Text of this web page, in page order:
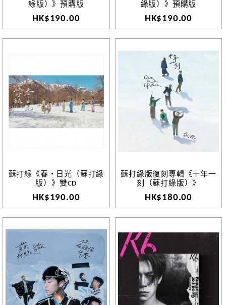
綠版）》預購版
HK$190.00
綠版）》預購版
HK$190.00
蘇打綠《春・日光（蘇打綠
版）》雙CD
HK$190.00
蘇打綠版復刻專輯《十年一
刻（蘇打綠版）》
HK$180.00